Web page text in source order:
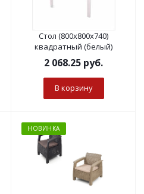
Стол (800х800х740)
квадратный (белый)
2 068.25 руб.
В корзину
НОВИНКА